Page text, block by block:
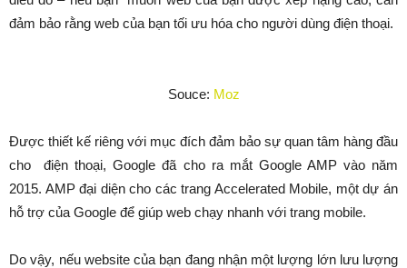
đảm bảo rằng web của bạn tối ưu hóa cho người dùng điện thoại.
Souce: Moz
Được thiết kế riêng với mục đích đảm bảo sự quan tâm hàng đầu
cho điện thoại, Google đã cho ra mắt Google AMP vào năm
2015. AMP đại diện cho các trang Accelerated Mobile, một dự án
hỗ trợ của Google để giúp web chạy nhanh với trang mobile.
Do vậy, nếu website của bạn đang nhận một lượng lớn lưu lượng